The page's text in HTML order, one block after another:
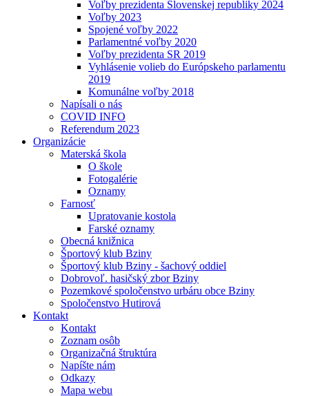
Voľby prezidenta Slovenskej republiky 2024
Voľby 2023
Spojené voľby 2022
Parlamentné voľby 2020
Voľby prezidenta SR 2019
Vyhlásenie volieb do Európskeho parlamentu
2019
Komunálne voľby 2018
Napísali o nás
COVID INFO
Referendum 2023
Organizácie
Materská škola
O škole
Fotogalérie
Oznamy
Farnosť
Upratovanie kostola
Farské oznamy
Obecná knižnica
Športový klub Bziny
Športový klub Bziny - šachový oddiel
Dobrovoľ. hasičský zbor Bziny
Pozemkové spoločenstvo urbáru obce Bziny
Spoločenstvo Hutirová
Kontakt
Kontakt
Zoznam osôb
Organizačná štruktúra
Napíšte nám
Odkazy
Mapa webu